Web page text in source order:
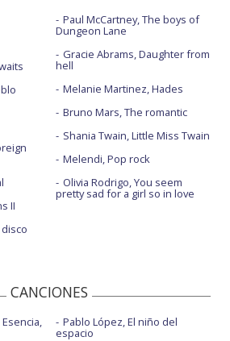
II
Paul McCartney, The boys of
Dungeon Lane
Gracie Abrams, Daughter from
hell
Melanie Martinez, Hades
Bruno Mars, The romantic
Shania Twain, Little Miss Twain
Melendi, Pop rock
Olivia Rodrigo, You seem
pretty sad for a girl so in love
CANCIONES
Pablo López, El niño del
espacio